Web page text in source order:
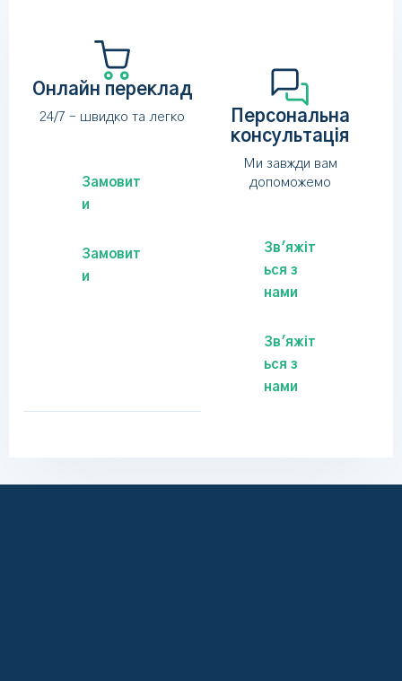
Онлайн переклад
24/7 – швидко та легко
Замовит
и
Замовит
и
Персональна
консультація
Ми завжди вам
допоможемо
Зв'яжіт
ься з
нами
Зв'яжіт
ься з
нами